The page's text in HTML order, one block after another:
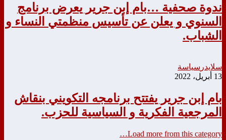
ندوة صحفية …بام إبن جرير يعرض برنامج
السنوي و يعلن عن تأسيس منظمتي النساء و
الشباب.
سلايدر سياسة
13 أبريل، 2022
بام إبن جرير يفتتح برنامجه التكويني بنقاش
المرجعية الفكرية و السياسية للحزب.
Load more from this category…